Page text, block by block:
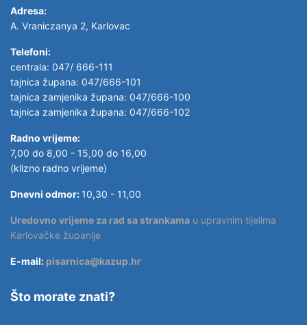
Adresa:
A. Vraniczanya 2, Karlovac
Telefoni:
centrala: 047/ 666-111
tajnica župana: 047/666-101
tajnica zamjenika župana: 047/666-100
tajnica zamjenika župana: 047/666-102
Radno vrijeme:
7,00 do 8,00 - 15,00 do 16,00
(klizno radno vrijeme)
Dnevni odmor: 10,30 - 11,00
Uredovno vrijeme za rad sa strankama u upravnim tijelima
Karlovačke županije
E-mail: pisarnica@kazup.hr
Što morate znati?